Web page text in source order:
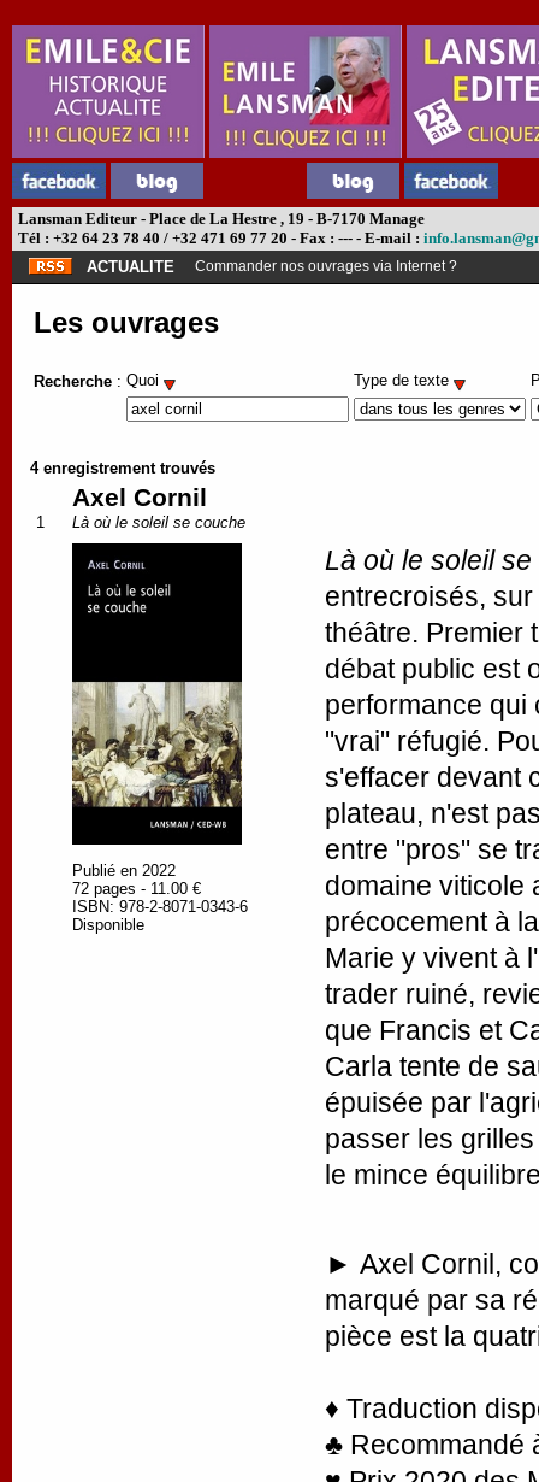
Lansman Editeur - Place de La Hestre , 19 - B-7170 Manage
Tél : +32 64 23 78 40 / +32 471 69 77 20 - Fax : --- - E-mail :
ACTUALITE
Abonnement théâtre ?
Les ouvrages
Recherche : Quoi Type de texte
4 enregistrement trouvés
1
Axel Cornil
Là où le soleil se couche
Publié en 2022
72 pages - 11.00 €
ISBN: 978-2-8071-0343-6
Disponible
Là où le soleil
entrecroisés,
théâtre. Premier
débat public est
performance qui
"vrai" réfugié.
s'effacer devant
plateau, n'est
entre "pros" se
domaine viticole
précocement à
Marie y vivent à
trader ruiné,
que Francis et
Carla tente de
épuisée par
passer les
le mince
► Axel Cornil,
marqué par sa
pièce est la
♦ Traduction
♣ Recommandé